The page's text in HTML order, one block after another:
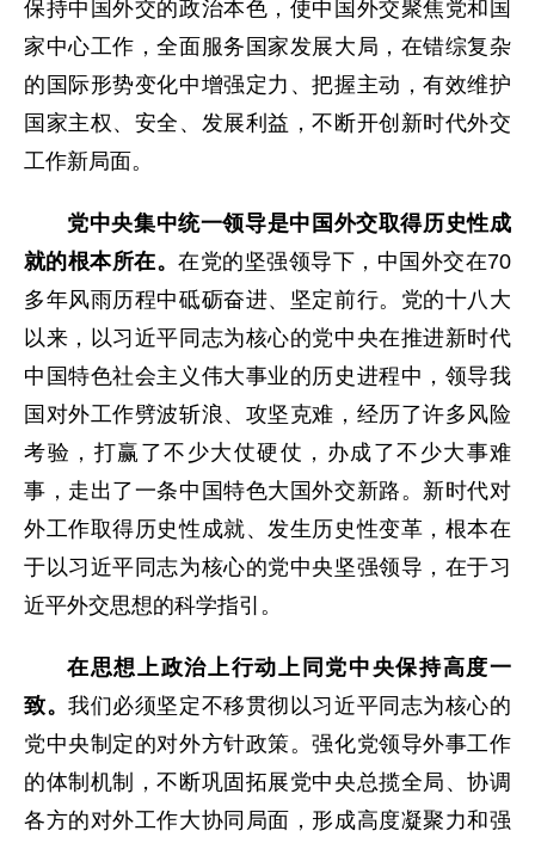
保持中国外交的政治本色，使中国外交聚焦党和国
家中心工作，全面服务国家发展大局，在错综复杂
的国际形势变化中增强定力、把握主动，有效维护
国家主权、安全、发展利益，不断开创新时代外交
工作新局面。
党中央集中统一领导是中国外交取得历史性成
就的根本所在。在党的坚强领导下，中国外交在70
多年风雨历程中砥砺奋进、坚定前行。党的十八大
以来，以习近平同志为核心的党中央在推进新时代
中国特色社会主义伟大事业的历史进程中，领导我
国对外工作劈波斩浪、攻坚克难，经历了许多风险
考验，打赢了不少大仗硬仗，办成了不少大事难
事，走出了一条中国特色大国外交新路。新时代对
外工作取得历史性成就、发生历史性变革，根本在
于以习近平同志为核心的党中央坚强领导，在于习
近平外交思想的科学指引。
在思想上政治上行动上同党中央保持高度一
致。我们必须坚定不移贯彻以习近平同志为核心的
党中央制定的对外方针政策。强化党领导外事工作
的体制机制，不断巩固拓展党中央总揽全局、协调
各方的对外工作大协同局面，形成高度凝聚力和强